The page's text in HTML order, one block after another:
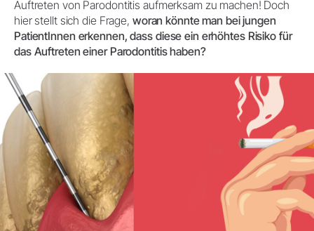
Auftreten von Parodontitis aufmerksam zu machen! Doch
hier stellt sich die Frage, woran könnte man bei jungen
PatientInnen erkennen, dass diese ein erhöhtes Risiko für
das Auftreten einer Parodontitis haben?